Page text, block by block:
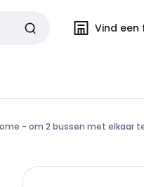
Vind een
- om 2 bussen met elkaar